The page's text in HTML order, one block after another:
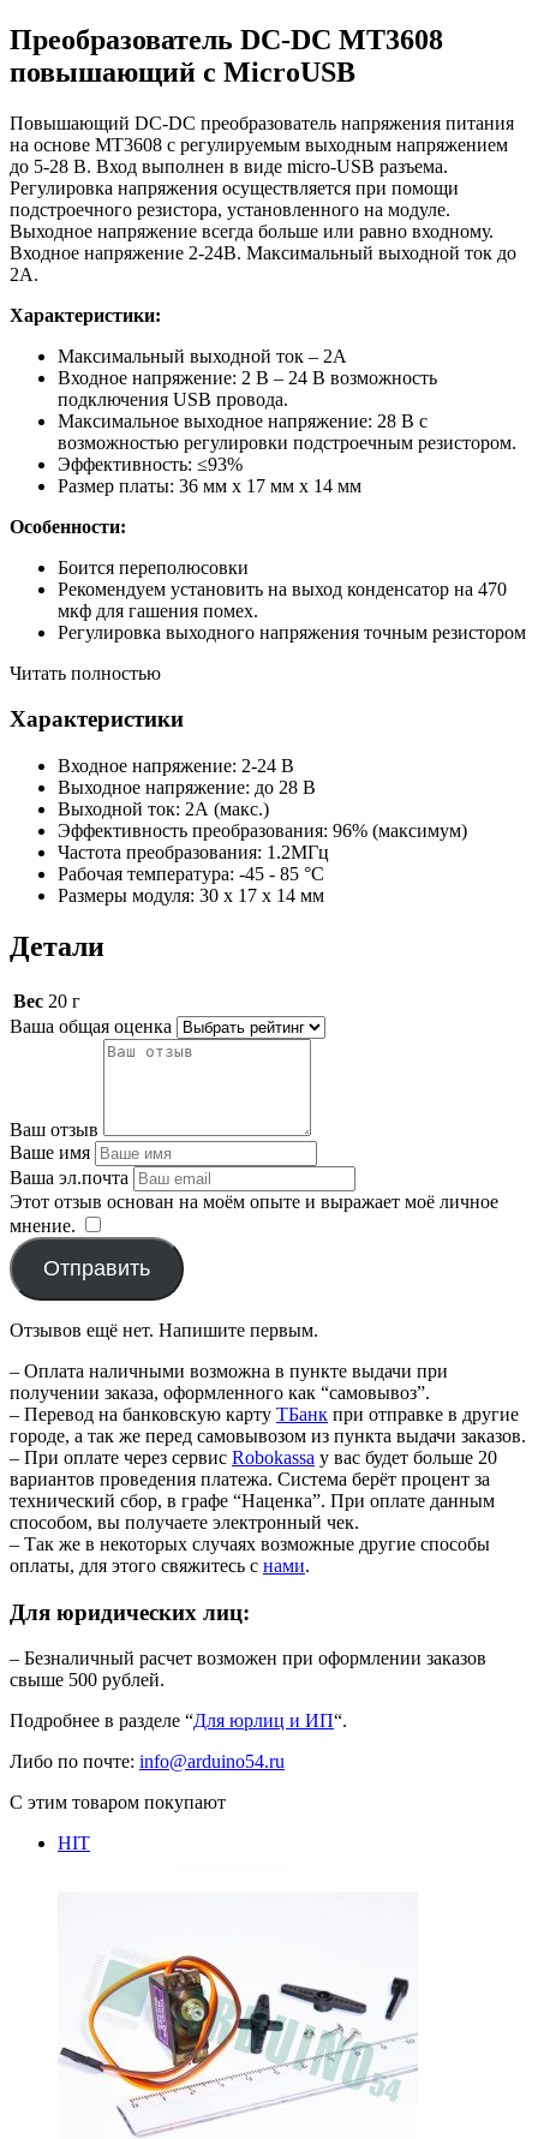
Преобразователь DC-DC MT3608
повышающий с MicroUSB
Повышающий DC-DC преобразователь напряжения питания
на основе MT3608 с регулируемым выходным напряжением
до 5-28 В. Вход выполнен в виде micro-USB разъема.
Регулировка напряжения осуществляется при помощи
подстроечного резистора, установленного на модуле.
Выходное напряжение всегда больше или равно входному.
Входное напряжение 2-24В. Максимальный выходной ток до
2А.
Характеристики:
Максимальный выходной ток – 2А
Входное напряжение: 2 В – 24 В возможность
подключения USB провода.
Максимальное выходное напряжение: 28 В с
возможностью регулировки подстроечным резистором.
Эффективность: ≤93%
Размер платы: 36 мм х 17 мм х 14 мм
Особенности:
Боится переполюсовки
Рекомендуем установить на выход конденсатор на 470
мкф для гашения помех.
Регулировка выходного напряжения точным резистором
Читать полностью
Характеристики
Входное напряжение: 2-24 В
Выходное напряжение: до 28 В
Выходной ток: 2А (макс.)
Эффективность преобразования: 96% (максимум)
Частота преобразования: 1.2МГц
Рабочая температура: -45 - 85 °С
Размеры модуля: 30 x 17 x 14 мм
Детали
Вес 20 г
Ваша общая оценка
Ваш отзыв
Ваше имя
Ваша эл.почта
Этот отзыв основан на моём опыте и выражает моё личное
мнение.
Отправить
Отзывов ещё нет. Напишите первым.
– Оплата наличными возможна в пункте выдачи при
получении заказа, оформленного как “самовывоз”.
– Перевод на банковскую карту TБанк при отправке в другие
городе, а так же перед самовывозом из пункта выдачи заказов.
– При оплате через сервис Robokassa у вас будет больше 20
вариантов проведения платежа. Система берёт процент за
технический сбор, в графе “Наценка”. При оплате данным
способом, вы получаете электронный чек.
– Так же в некоторых случаях возможные другие способы
оплаты, для этого свяжитесь с нами.
Для юридических лиц:
– Безналичный расчет возможен при оформлении заказов
свыше 500 рублей.
Подробнее в разделе “Для юрлиц и ИП“.
Либо по почте: info@arduino54.ru
С этим товаром покупают
HIT